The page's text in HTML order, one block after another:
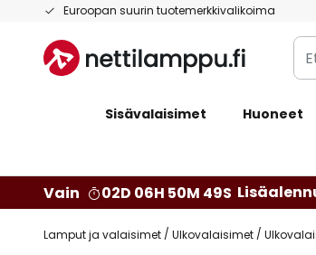
Euroopan suurin tuotemerkkivalikoima
Skip
Content
Etsi
Sisävalaisimet Huoneet
Vain 02D 06H 50M 48S
Lamput ja valaisimet Ulkovalaisimet